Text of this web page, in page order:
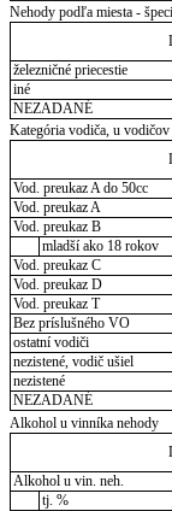
Nehody podľa miesta -
železničné priecestie
iné
NEZADANÉ
Kategória vodiča, u
Vod. preukaz A do 50cc
Vod. preukaz A
Vod. preukaz B
mladší ako 18 rokov
Vod. preukaz C
Vod. preukaz D
Vod. preukaz T
Bez príslušného VO
ostatní vodiči
nezistené, vodič ušiel
nezistené
NEZADANÉ
Alkohol u vinníka nehody
Alkohol u vin. neh.
tj. %